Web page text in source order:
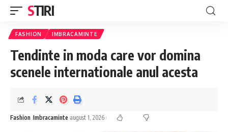
STIRI
FASHION IMBRACAMINTE
Tendinte in moda care vor domina
scenele internationale anul acesta
Fashion Imbracaminte august 1, 2026